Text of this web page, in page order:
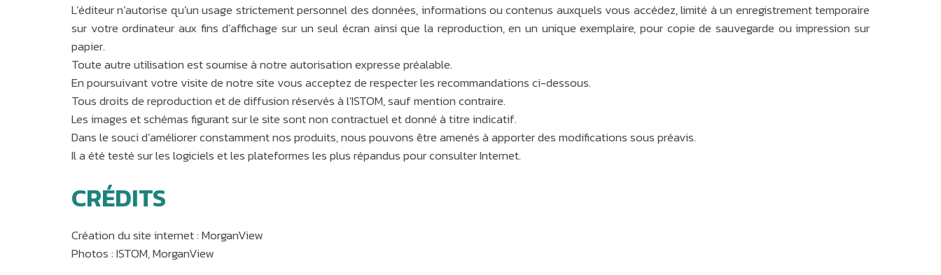
L’éditeur n’autorise qu’un usage strictement personnel des données, informations ou contenus auxquels vous accédez, limité à un enregistrement temporaire
sur votre ordinateur aux fins d’affichage sur un seul écran ainsi que la reproduction, en un unique exemplaire, pour copie de sauvegarde ou impression sur
papier.
Toute autre utilisation est soumise à notre autorisation expresse préalable.
En poursuivant votre visite de notre site vous acceptez de respecter les recommandations ci-dessous.
Tous droits de reproduction et de diffusion réservés à l'ISTOM, sauf mention contraire.
Les images et schémas figurant sur le site sont non contractuel et donné à titre indicatif.
Dans le souci d’améliorer constamment nos produits, nous pouvons être amenés à apporter des modifications sous préavis.
Il a été testé sur les logiciels et les plateformes les plus répandus pour consulter Internet.
CRÉDITS
Création du site internet : MorganView
Photos : ISTOM, MorganView